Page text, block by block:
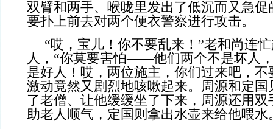
双臂和两手、喉咙里发出了低沉而又急
要扑上前去对两个便衣警察进行攻击。
“哎，宝儿！你不要乱来！”老和尚连
人，“你莫要害怕——他们两个不是坏人
是好人！哎，两位施主，你们过来吧，不
激动竟然又剧烈地咳嗽起来。周源和定
了老僧、让他缓缓坐了下来，周源还用
助老人顺气，定国则拿出水壶来给他喂水